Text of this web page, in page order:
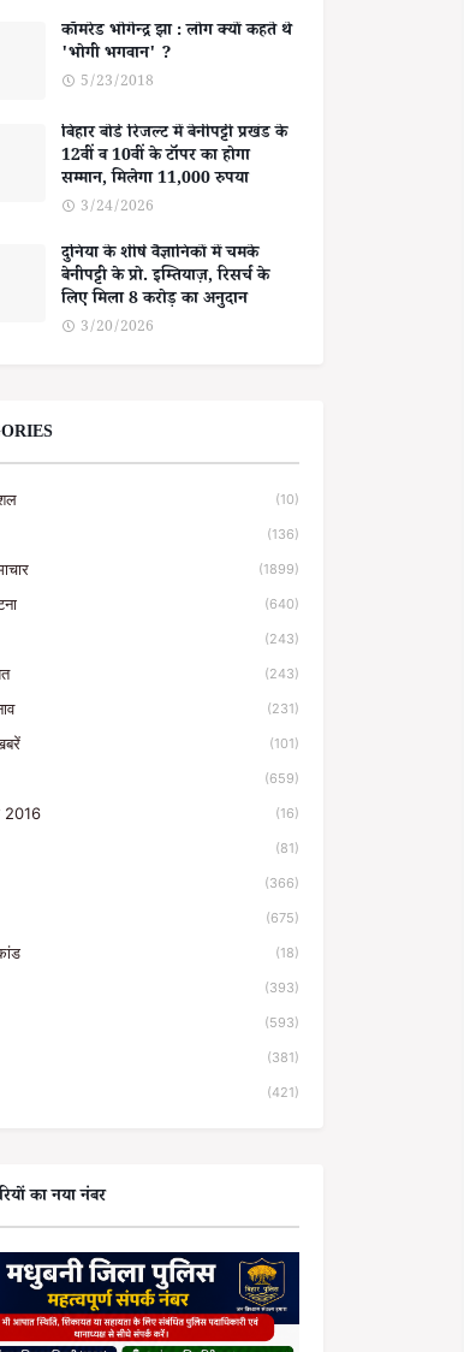
कॉमरेड भोगेन्द्र झा : लोग क्यों कहते थे
'भोगी भगवान' ?
5/23/2018
बिहार बोर्ड रिजल्ट में बेनीपट्टी प्रखंड के
12वीं व 10वीं के टॉपर का होगा
सम्मान, मिलेगा 11,000 रुपया
3/24/2026
दुनिया के शीर्ष वैज्ञानिकों में चमके
बेनीपट्टी के प्रो. इम्तियाज़, रिसर्च के
लिए मिला 8 करोड़ का अनुदान
3/20/2026
(10)
(136)
(1899)
(640)
(243)
(243)
(231)
(101)
(659)
2016 (16)
(81)
(366)
(675)
(18)
(393)
(593)
(381)
(421)
का नया नंबर